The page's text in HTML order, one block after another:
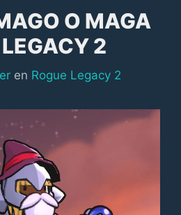
O MAGA
2
en Categorías
Rogue Legacy 2